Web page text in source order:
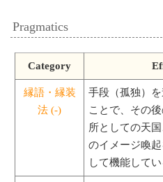
Pragmatics
Category
縁語・縁装
法 (-)
手段（孤独）
ことで、その
所としての天
のイメージ喚
して機能してい